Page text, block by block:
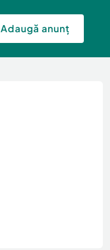
Adaugă anunț